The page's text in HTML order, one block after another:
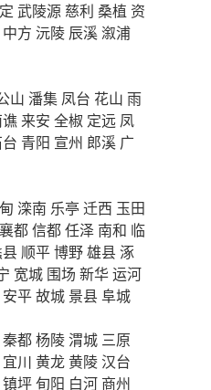
武陵源 慈利 桑植 资
中方 沅陵 辰溪 溆浦
山 潘集 凤台 花山 雨
来安 全椒 定远 凤
青阳 宣州 郎溪 广
滦南 乐亭 迁西 玉田
襄都信都任泽 南和 临
顺平博野雄县涿
宽城 围场 新华运河
安平故城 景县阜城
秦都杨陵渭城 三原
宜川 黄龙黄陵汉台
镇坪旬阳 白河 商州